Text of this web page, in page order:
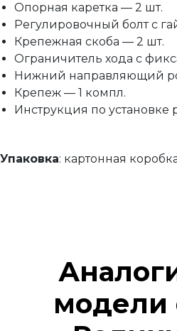
Опорная каретка — 2 шт.
Регулировочный болт с
Крепежная скоба — 2 шт.
Ограничитель хода с
Нижний направляющий
Крепеж — 1 компл.
Инструкция по
Упаковка: картонная
модели